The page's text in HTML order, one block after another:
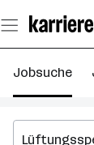
Seiteninhalt
springen
Jobsuche